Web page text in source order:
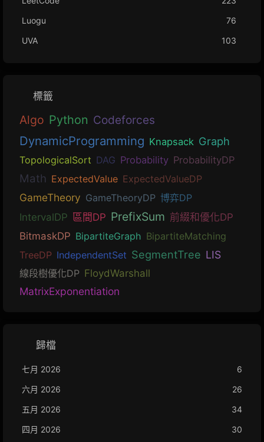
Luogu
76
UVA
103
標籤
Algo Python Codeforces
DynamicProgramming Knapsack Graph
TopologicalSort DAG Probability ProbabilityDP
Math ExpectedValue ExpectedValueDP
GameTheory GameTheoryDP 博弈DP
IntervalDP 區間DP PrefixSum 前綴和優化DP
BitmaskDP BipartiteGraph BipartiteMatching
TreeDP IndependentSet SegmentTree LIS
線段樹優化DP FloydWarshall
MatrixExponentiation
歸檔
七月 2026
6
六月 2026
26
五月 2026
34
四月 2026
30